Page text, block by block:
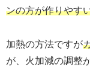
ンの方が作りやす
加熱の方法ですが
が、火加減の調整